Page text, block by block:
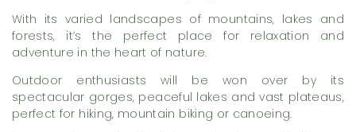
With its varied landscapes of mountains, lakes and
forests, it’s the perfect place for relaxation and
adventure in the heart of nature.
Outdoor enthusiasts will be won over by its
spectacular gorges, peaceful lakes and vast plateaus,
perfect for hiking, mountain biking or canoeing.